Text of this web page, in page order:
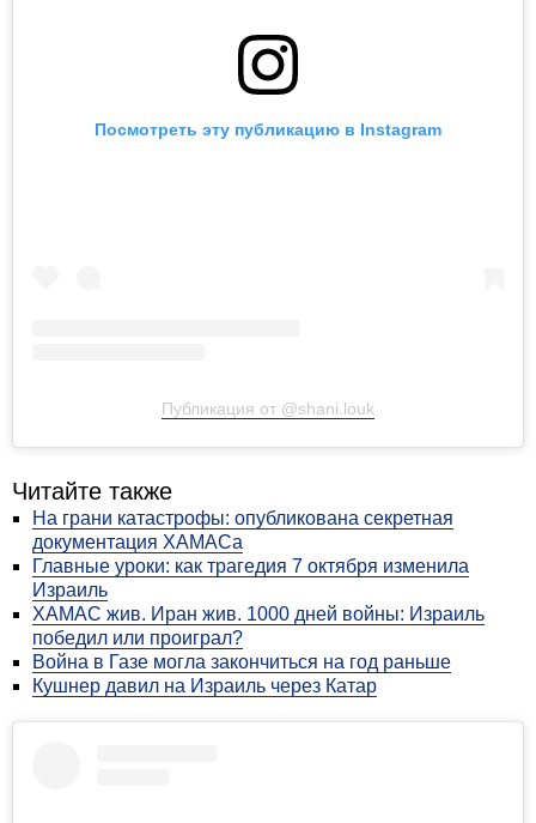
Посмотреть эту публикацию в Instagram
Публикация от @shani.louk
Читайте также
На грани катастрофы: опубликована секретная
документация XАМАСа
Главные уроки: как трагедия 7 октября изменила
Израиль
ХАМАС жив. Иран жив. 1000 дней войны: Израиль
победил или проиграл?
Война в Газе могла закончиться на год раньше
Кушнер давил на Израиль через Катар